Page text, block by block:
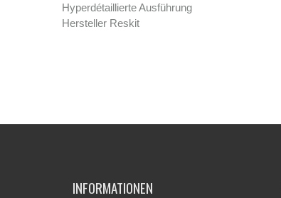
Hyperdétaillierte Ausführung
Hersteller Reskit
INFORMATIONEN